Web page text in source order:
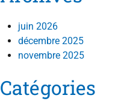
juin 2026
décembre 2025
novembre 2025
Catégories